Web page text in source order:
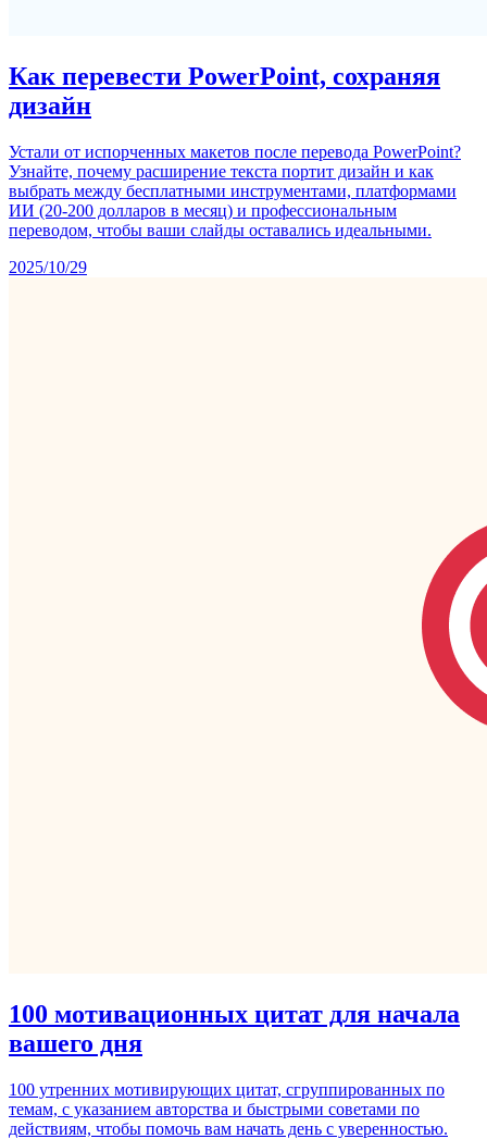
Как перевести PowerPoint, сохраняя
дизайн
Устали от испорченных макетов после перевода PowerPoint?
Узнайте, почему расширение текста портит дизайн и как
выбрать между бесплатными инструментами, платформами
ИИ (20-200 долларов в месяц) и профессиональным
переводом, чтобы ваши слайды оставались идеальными.
2025/10/29
100 мотивационных цитат для начала
вашего дня
100 утренних мотивирующих цитат, сгруппированных по
темам, с указанием авторства и быстрыми советами по
действиям, чтобы помочь вам начать день с уверенностью.